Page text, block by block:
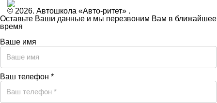
© 2026. Автошкола «Авто-ритет» .
Оставьте Ваши данные и мы перезвоним Вам в ближайшее
время
Ваше имя
Ваш телефон *